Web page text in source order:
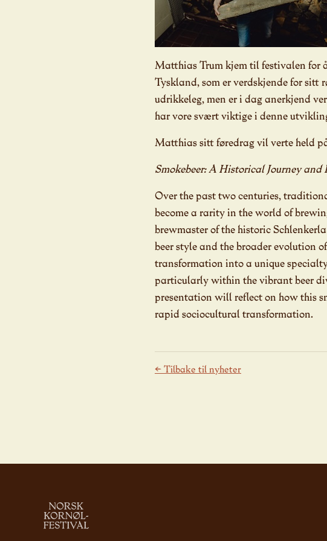
Matthias Trum kjem til festivalen for
Tyskland, som er verdskjende for sitt
udrikkeleg, men er i dag anerkjend
har vore svært viktige i denne
Matthias sitt føredrag vil verte held
Smokebeer: A Historical Journey and
Over the past two centuries,
become a rarity in the world of
brewmaster of the historic
beer style and the broader evolution
transformation into a unique
particularly within the vibrant beer
presentation will reflect on how this
rapid sociocultural transformation.
← Tilbake til nyheter